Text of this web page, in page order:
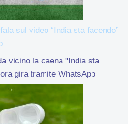
sul video “India sta facendo”
vicino la caena "India sta
gira tramite WhatsApp